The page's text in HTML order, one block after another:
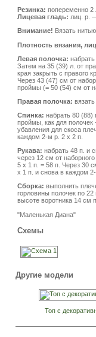
Резинка: попеременно 2
Лицевая гладь: лиц. р.
Внимание! Вязать
Плотность вязания,
Левая полочка:
Затем на 35 (39) л. от
края закрыть с правого
Через 43 (47) см от
проймы (= 50 (54) см от
Правая полочка:
Спинка: набрать 80 (88)
проймы, как для
убавления для скоса
каждом 2-м р. 2 х 2 п.
Рукава: набрать 48 п. и
через 12 см от
5 х 1 п. = 58 п. Через 30
х 1 п. и снова в каждом
Сборка: выполнить
горловины полочек по
высоте воротника 14 см
"Маленькая Диана"
Схемы
Другие модели
Топ с